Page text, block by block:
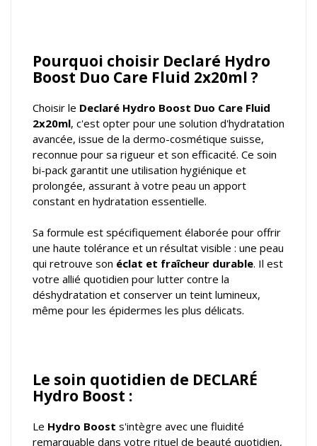
Pourquoi choisir Declaré Hydro
Boost Duo Care Fluid 2x20ml ?
Choisir le Declaré Hydro Boost Duo Care Fluid
2x20ml, c'est opter pour une solution d'hydratation
avancée, issue de la dermo-cosmétique suisse,
reconnue pour sa rigueur et son efficacité. Ce soin
bi-pack garantit une utilisation hygiénique et
prolongée, assurant à votre peau un apport
constant en hydratation essentielle.
Sa formule est spécifiquement élaborée pour offrir
une haute tolérance et un résultat visible : une peau
qui retrouve son éclat et fraîcheur durable. Il est
votre allié quotidien pour lutter contre la
déshydratation et conserver un teint lumineux,
même pour les épidermes les plus délicats.
Le soin quotidien de DECLARÉ
Hydro Boost :
Le Hydro Boost s'intègre avec une fluidité
remarquable dans votre rituel de beauté quotidien,